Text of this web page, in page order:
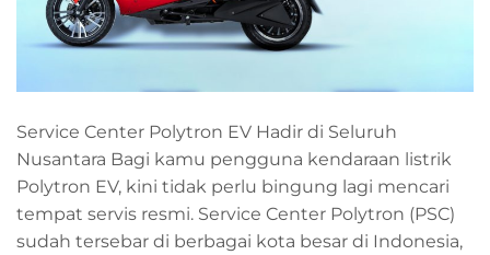
Service Center Polytron EV Hadir di Seluruh
Nusantara Bagi kamu pengguna kendaraan listrik
Polytron EV, kini tidak perlu bingung lagi mencari
tempat servis resmi. Service Center Polytron (PSC)
sudah tersebar di berbagai kota besar di Indonesia,